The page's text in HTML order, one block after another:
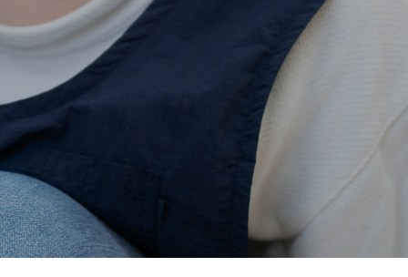
れ、厚生労働省の 【えるぼし認定(☆☆)】 を受けまし